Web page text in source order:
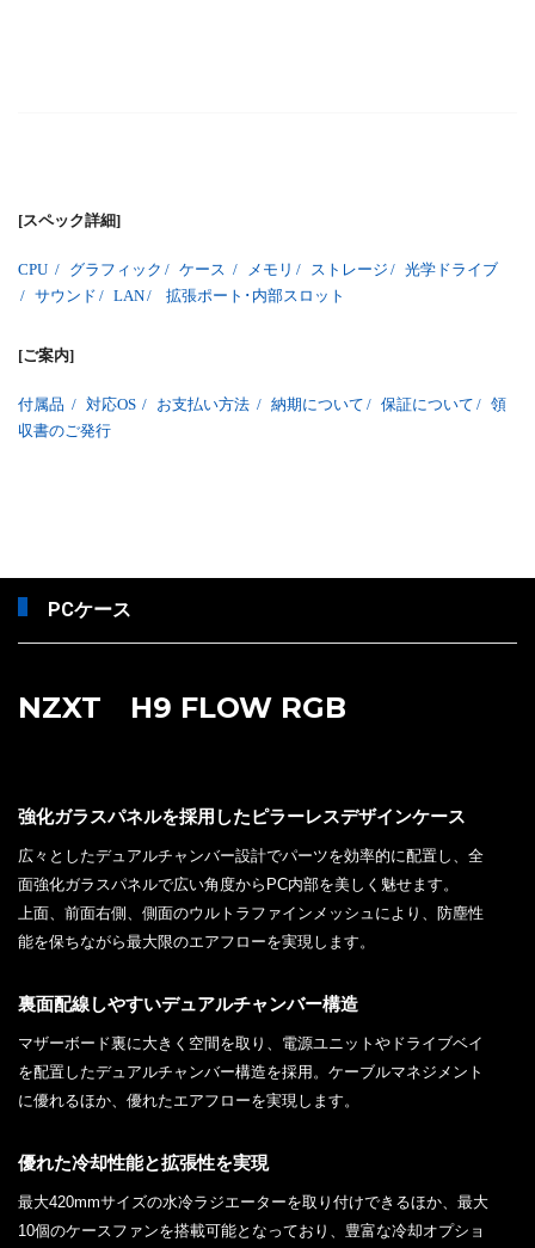
[スペック詳細]
CPU / グラフィック / ケース / メモリ / ストレージ / 光学ドライブ
/ サウンド / LAN/ 拡張ポート･内部スロット
[ご案内]
付属品 / 対応OS / お支払い方法 / 納期について / 保証について / 領
収書のご発行
PCケース
NZXT H9 FLOW RGB
強化ガラスパネルを採用したピラーレスデザインケース
広々としたデュアルチャンバー設計でパーツを効率的に配置し、全
面強化ガラスパネルで広い角度からPC内部を美しく魅せます。
上面、前面右側、側面のウルトラファインメッシュにより、防塵性
能を保ちながら最大限のエアフローを実現します。
裏面配線しやすいデュアルチャンバー構造
マザーボード裏に大きく空間を取り、電源ユニットやドライブベイ
を配置したデュアルチャンバー構造を採用。ケーブルマネジメント
に優れるほか、優れたエアフローを実現します。
優れた冷却性能と拡張性を実現
最大420mmサイズの水冷ラジエーターを取り付けできるほか、最大
10個のケースファンを搭載可能となっており、豊富な冷却オプショ